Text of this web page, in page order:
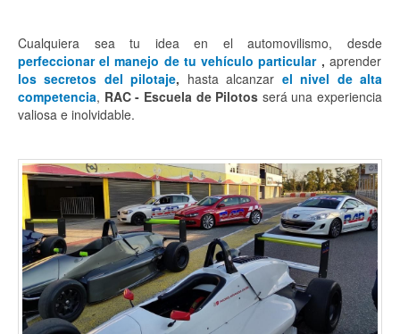
Cualquiera sea tu idea en el automovilismo, desde
perfeccionar el manejo de tu vehículo particular, aprender
los secretos del pilotaje, hasta alcanzar el nivel de alta
competencia, RAC - Escuela de Pilotos será una experiencia
valiosa e inolvidable.